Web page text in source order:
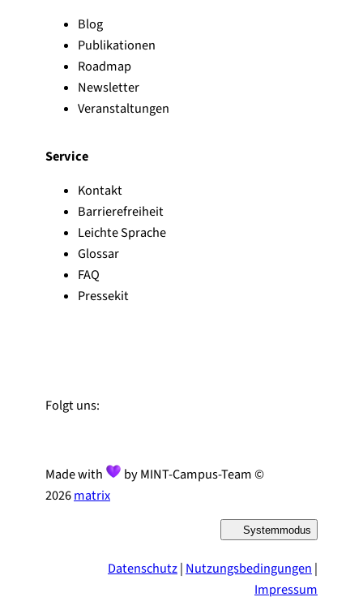
Blog
Publikationen
Roadmap
Newsletter
Veranstaltungen
Service
Kontakt
Barrierefreiheit
Leichte Sprache
Glossar
FAQ
Pressekit
Folgt uns:
Made with
by MINT-Campus-Team ©
2026matrix
Systemmodus
D
s
Datenschutz| Nutzungsbedingungen |
Impressum